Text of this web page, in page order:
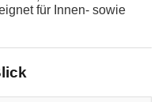
für Innen- sowie